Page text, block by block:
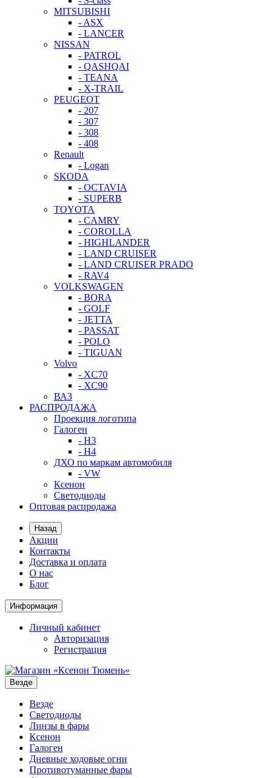
MITSUBISHI
- ASX
- LANCER
NISSAN
- PATROL
- QASHQAI
- TEANA
- X-TRAIL
PEUGEOT
- 207
- 307
- 308
- 408
Renault
- Logan
SKODA
- OCTAVIA
- SUPERB
TOYOTA
- CAMRY
- COROLLA
- HIGHLANDER
- LAND CRUISER
- LAND CRUISER PRADO
- RAV4
VOLKSWAGEN
- BORA
- GOLF
- JETTA
- PASSAT
- POLO
- TIGUAN
Volvo
- XC70
- XC90
ВАЗ
РАСПРОДАЖА
Проекция логотипа
Галоген
- H3
- H4
ДХО по маркам автомобиля
- VW
Ксенон
Светодиоды
Оптовая распродажа
Назад
Акции
Контакты
Доставка и оплата
О нас
Блог
Информация
Личный кабинет
Авторизация
Регистрация
Везде
Везде
Светодиоды
Линзы в фары
Ксенон
Галоген
Дневные ходовые огни
Противотуманные фары